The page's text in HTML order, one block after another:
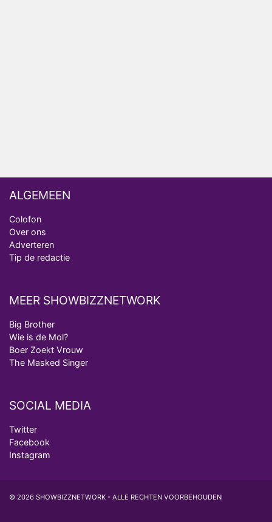
ALGEMEEN
Colofon
Over ons
Adverteren
Tip de redactie
MEER SHOWBIZZNETWORK
Big Brother
Wie is de Mol?
Boer Zoekt Vrouw
The Masked Singer
SOCIAL MEDIA
Twitter
Facebook
Instagram
© 2026 SHOWBIZZNETWORK - ALLE RECHTEN VOORBEHOUDEN